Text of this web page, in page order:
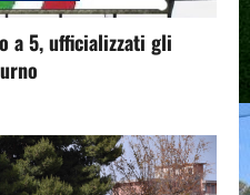
a 5, ufficializzati gli